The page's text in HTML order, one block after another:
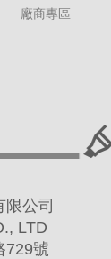
廠商專區
公司
LTD
729號